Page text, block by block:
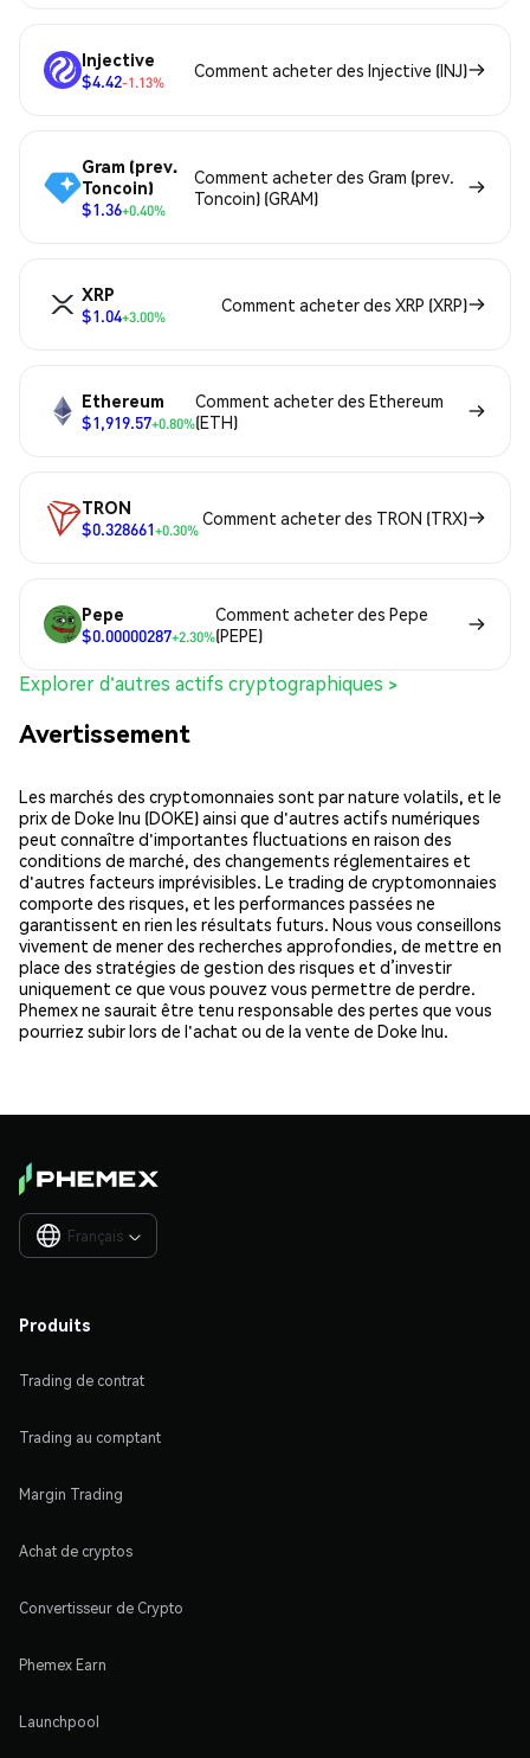
Injective
$4.42-1.13%
Comment acheter des Injective (INJ)
Gram (prev.
Toncoin)
$1.36+0.40%
Comment acheter des Gram (prev.
Toncoin) (GRAM)
XRP
$1.04+3.00%
Comment acheter des XRP (XRP)
Ethereum
$1,919.57+0.80%
Comment acheter des Ethereum
(ETH)
TRON
$0.328661+0.30%
Comment acheter des TRON (TRX)
Pepe
$0.00000287+2.30%
Comment acheter des Pepe
(PEPE)
Explorer d'autres actifs cryptographiques >
Avertissement
Les marchés des cryptomonnaies sont par nature volatils, et le
prix de Doke Inu (DOKE) ainsi que d'autres actifs numériques
peut connaître d'importantes fluctuations en raison des
conditions de marché, des changements réglementaires et
d'autres facteurs imprévisibles. Le trading de cryptomonnaies
comporte des risques, et les performances passées ne
garantissent en rien les résultats futurs. Nous vous conseillons
vivement de mener des recherches approfondies, de mettre en
place des stratégies de gestion des risques et d’investir
uniquement ce que vous pouvez vous permettre de perdre.
Phemex ne saurait être tenu responsable des pertes que vous
pourriez subir lors de l'achat ou de la vente de Doke Inu.
Français 
Produits
Trading de contrat
Trading au comptant
Margin Trading
Achat de cryptos
Convertisseur de Crypto
Phemex Earn
Launchpool